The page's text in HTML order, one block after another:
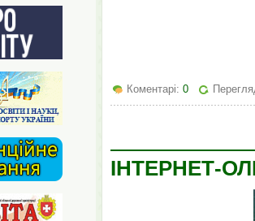
Коментарі: 0
ІНТЕРНЕТ-